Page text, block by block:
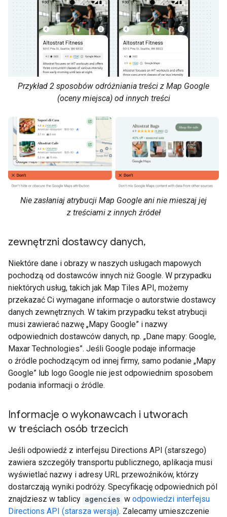
Przykład 2 sposobów odróżniania treści z Map Google
(oceny miejsca) od innych treści
Nie zasłaniaj atrybucji Map Google ani nie mieszaj jej
z treściami z innych źródeł
zewnętrzni dostawcy danych,
Niektóre dane i obrazy w naszych usługach mapowych
pochodzą od dostawców innych niż Google. W przypadku
niektórych usług, takich jak Map Tiles API, możemy
przekazać Ci wymagane informacje o autorstwie dostawcy
danych zewnętrznych. W takim przypadku tekst atrybucji
musi zawierać nazwę „Mapy Google” i nazwy
odpowiednich dostawców danych, np. „Dane mapy: Google,
Maxar Technologies”. Jeśli Google podaje informacje
o źródle pochodzącym od innej firmy, samo podanie „Mapy
Google” lub logo Google nie jest odpowiednim sposobem
podania informacji o źródle.
Informacje o wykonawcach i utworach
w treściach osób trzecich
Jeśli odpowiedź z interfejsu Directions API (starszego)
zawiera szczegóły transportu publicznego, aplikacja musi
wyświetlać nazwy i adresy URL przewoźników, którzy
dostarczają wyniki podróży. Specyfikację odpowiednich pól
znajdziesz w tablicy agencies w odpowiedzi interfejsu
Directions API (starsza wersja). Zalecamy umieszczenie